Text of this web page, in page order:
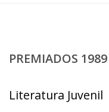
PREMIADOS
Literatura Juvenil